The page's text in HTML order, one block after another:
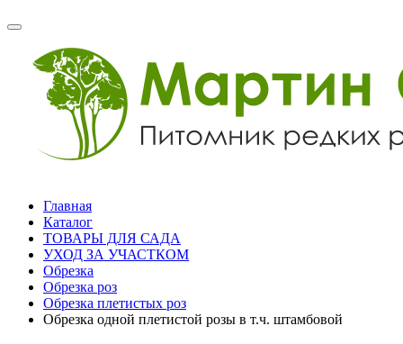
Главная
Каталог
ТОВАРЫ ДЛЯ САДА
УХОД ЗА УЧАСТКОМ
Обрезка
Обрезка роз
Обрезка плетистых роз
Обрезка одной плетистой розы в т.ч. штамбовой